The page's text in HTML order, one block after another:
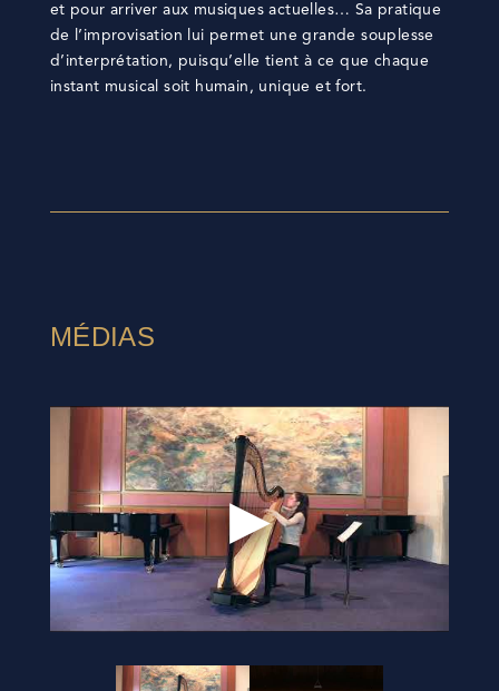
et pour arriver aux musiques actuelles… Sa pratique
de l’improvisation lui permet une grande souplesse
d’interprétation, puisqu’elle tient à ce que chaque
instant musical soit humain, unique et fort.
MÉDIAS